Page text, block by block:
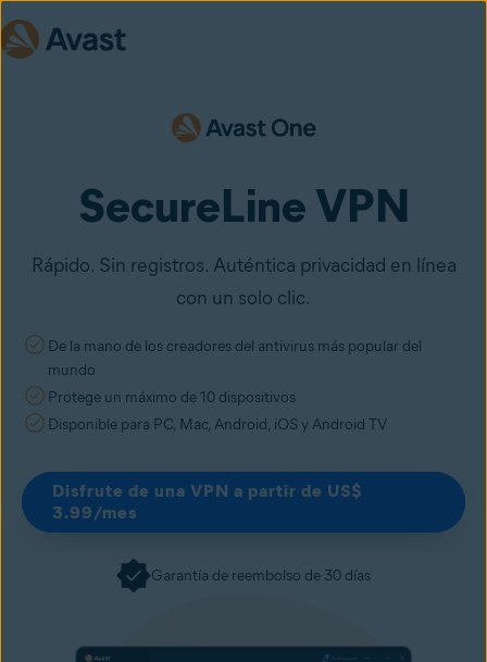
SecureLine VPN
Rápido. Sin registros. Auténtica privacidad en línea
con un solo clic.
De la mano de los creadores del antivirus más popular del
mundo
Protege un máximo de 10 dispositivos
Disponible para PC, Mac, Android, iOS y Android TV
Disfrute de una VPN a partir de US$
3.99/mes
Garantía de reembolso de 30 días